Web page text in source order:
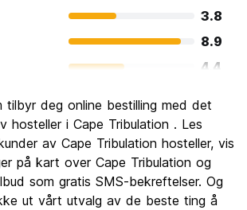
3.8
8.9
4.4
4.9
8.0
tilbyr deg online bestilling med det
hosteller i Cape Tribulation . Les
av Cape Tribulation hosteller, vis
på kart over Cape Tribulation og
som gratis SMS-bekreftelser. Og
ut vårt utvalg av de beste ting å